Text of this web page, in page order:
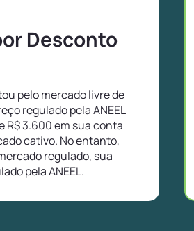
Desconto
pelo mercado livre de
regulado pela ANEEL
R$ 3.600 em sua conta
cativo. No entanto,
regulado, sua
pela ANEEL.